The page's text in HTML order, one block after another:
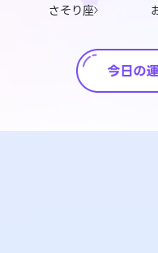
さそり座